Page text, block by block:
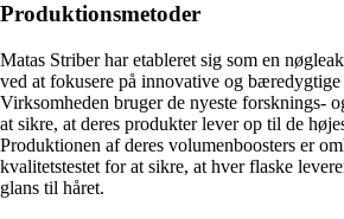
Produktionsmetoder
Matas Striber har etableret sig som en
ved at fokusere på innovative og
Virksomheden bruger de nyeste forsknings-
at sikre, at deres produkter lever op til de
Produktionen af deres volumenboosters er
kvalitetstestet for at sikre, at hver flaske
glans til håret.